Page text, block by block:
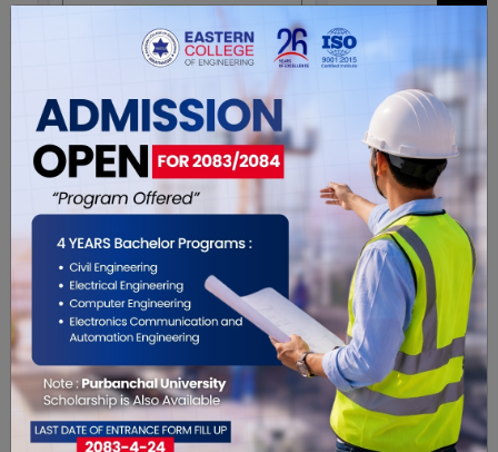
अमिश कुमार सरदार
2670275707400012
यो खबर पढेर तपाईलाई कस्तो महसुस
भयो ?
0 2 0 0 1